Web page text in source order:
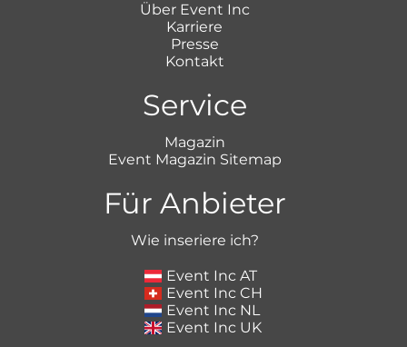
Über Event Inc
Karriere
Presse
Kontakt
Service
Magazin
Event Magazin Sitemap
Für Anbieter
Wie inseriere ich?
Event Inc AT
Event Inc CH
Event Inc NL
Event Inc UK